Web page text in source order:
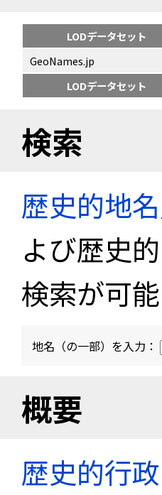
LODデータセット
GeoNames.jp
LODデータセット
検索
歴史的地
よび歴史
検索が可能
地名（の一部）を入力：
概要
歴史的行